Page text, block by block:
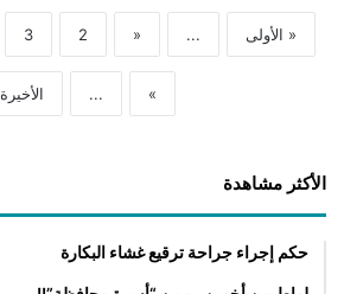
« الأولى ...
«
2
3
»
... الأخيرة
الأكثر مشاهدة
حكم إجراء جراحة ترقيع غشاء البكارة